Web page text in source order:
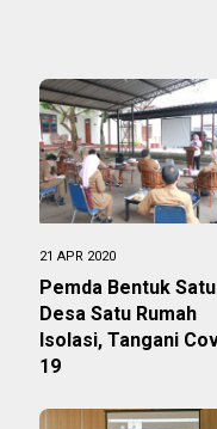
21 APR 2020
Pemda Bentuk Satu
Desa Satu Rumah
Isolasi, Tangani
19